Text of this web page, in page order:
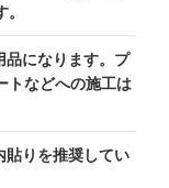
品になります。プ
トなどへの施工は
貼りを推奨してい